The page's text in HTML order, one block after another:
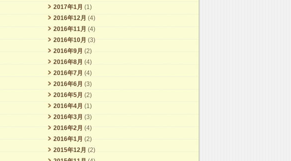
2017年1月 (1)
2016年12月 (4)
2016年11月 (4)
2016年10月 (3)
2016年9月 (2)
2016年8月 (4)
2016年7月 (4)
2016年6月 (3)
2016年5月 (2)
2016年4月 (1)
2016年3月 (3)
2016年2月 (4)
2016年1月 (2)
2015年12月 (2)